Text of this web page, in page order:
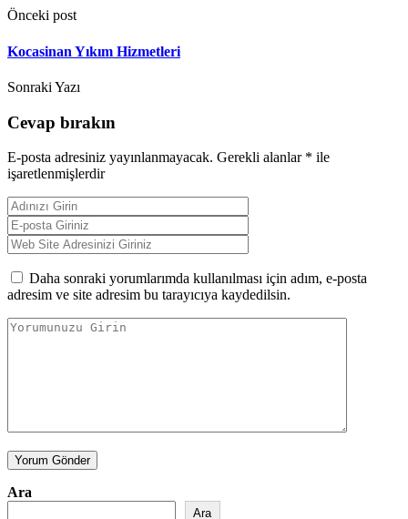
Önceki post
Kocasinan Yıkım Hizmetleri
Sonraki Yazı
Cevap bırakın
E-posta adresiniz yayınlanmayacak. Gerekli alanlar * ile
işaretlenmişlerdir
Daha sonraki yorumlarımda kullanılması için adım, e-posta
adresim ve site adresim bu tarayıcıya kaydedilsin.
Yorum Gönder
Ara
Ara